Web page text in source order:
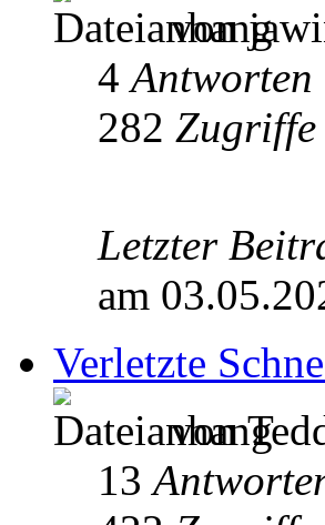
von
4Antworten
282 Zugriffe
Letzter
am
Verletzte
von
13